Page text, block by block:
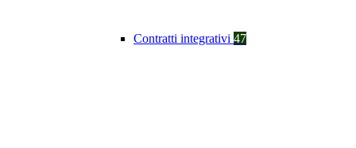
Contratti integrativi 47